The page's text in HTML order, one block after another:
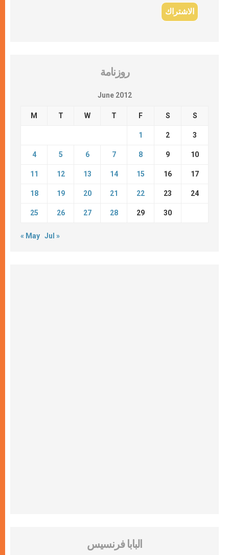
روزنامة
June 2012
M T W T F S S
1 2 3
4 5 6 7 8 9 10
11 12 13 14 15 16 17
18 19 20 21 22 23 24
25 26 27 28 29 30
« May Jul »
البابا فرنسيس